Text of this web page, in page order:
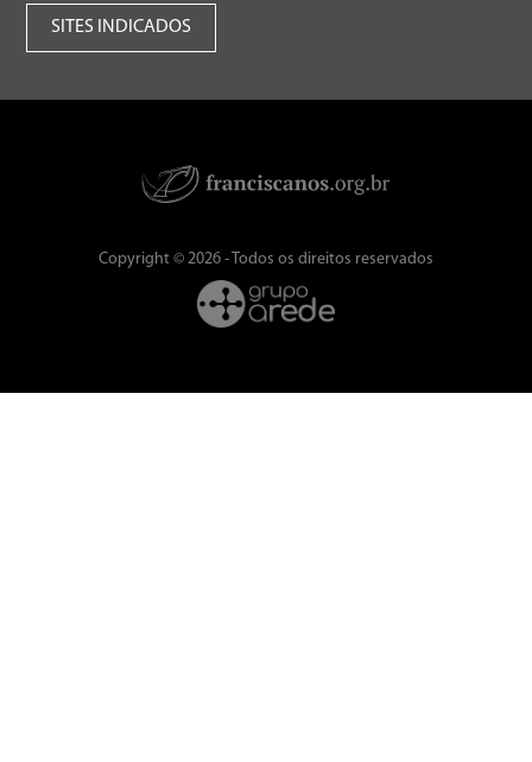
SITES INDICADOS
Copyright © 2026 - Todos os direitos reservados